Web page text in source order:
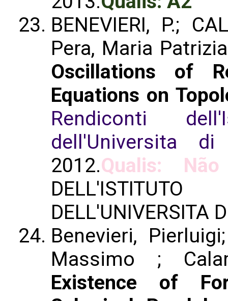
BENEVIERI, P.;
Pera, Maria
Oscillations of
Equations on
Rendiconti
dell'Universita di
2012.Qualis:
DELL'UNIVERSITA
Benevieri,
Massimo ;
Existence of